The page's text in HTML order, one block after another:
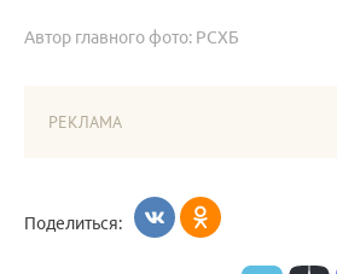
Автор главного фото: РСХБ
РЕКЛАМА
Поделиться: